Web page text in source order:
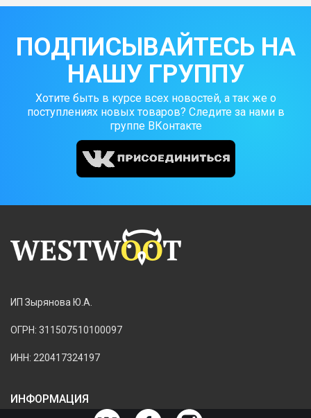
ПОДПИСЫВАЙТЕСЬ НА
НАШУ ГРУППУ
Хотите быть в курсе всех новостей, а так же о
поступлениях новых товаров? Следите за нами в
группе ВКонтакте
ИП Зырянова Ю.А.
ОГРН: 311507510100097
ИНН: 220417324197
ИНФОРМАЦИЯ